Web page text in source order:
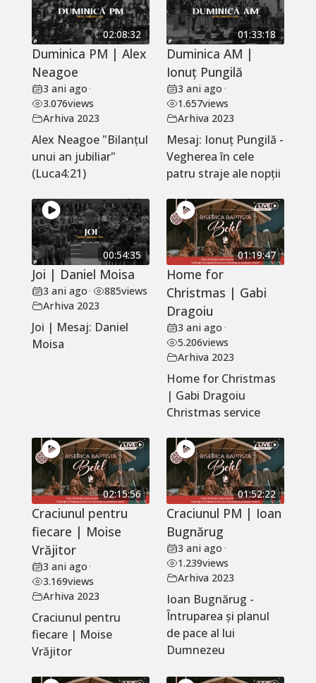
02:08:32
Duminica PM | Alex
Neagoe
3 ani ago•
3.076views
Arhiva 2023
Alex Neagoe "Bilanțul
unui an jubiliar"
(Luca4:21)
01:33:18
Duminica AM |
Ionuț Pungilă
3 ani ago •
1.657views
Arhiva 2023
Mesaj: Ionuț Pungilă -
Vegherea în cele
patru straje ale nopții
00:54:35
Joi | Daniel Moisa
3 ani ago• 885views
Arhiva 2023
Joi | Mesaj: Daniel
Moisa
01:19:47
Home for
Christmas | Gabi
Dragoiu
3 ani ago •
5.206views
Arhiva 2023
Home for Christmas
| Gabi Dragoiu
Christmas service
02:15:56
Craciunul pentru
fiecare | Moise
Vrăjitor
3 ani ago•
3.169views
Arhiva 2023
Craciunul pentru
fiecare | Moise
Vrăjitor
01:52:22
Craciunul PM | Ioan
Bugnărug
3 ani ago •
1.239views
Arhiva 2023
Ioan Bugnărug -
Întruparea și planul
de pace al lui
Dumnezeu